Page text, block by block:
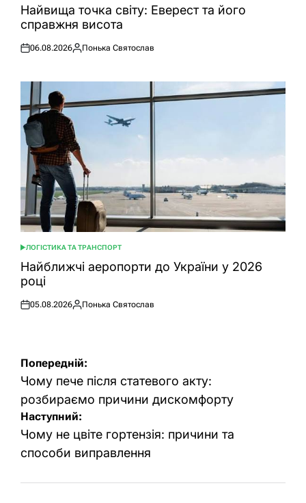
УНайвища точка світу: Еверест та його
справжня висота
Оприлюднено
06.08.2026
Опубліковано
Понька Святослав
ОПУБЛІКУВАТИ
У
ЛОГІСТИКА ТА ТРАНСПОРТ
Найближчі аеропорти до України у 2026
році
Оприлюднено
05.08.2026
Опубліковано
Понька Святослав
Навігація
записів
Попередній:
Чому пече після статевого акту:
розбираємо причини дискомфорту
Наступний:
Чому не цвіте гортензія: причини та
способи виправлення